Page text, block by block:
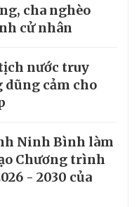
cha nghèo
cử nhân
nước truy
dũng cảm cho
Ninh Bình làm
Chương trình
- 2030 của